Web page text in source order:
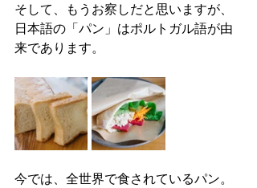
そして、もうお察しだと思いますが、
日本語の「パン」はポルトガル語が由
来であります。
今では、全世界で食されているパン。